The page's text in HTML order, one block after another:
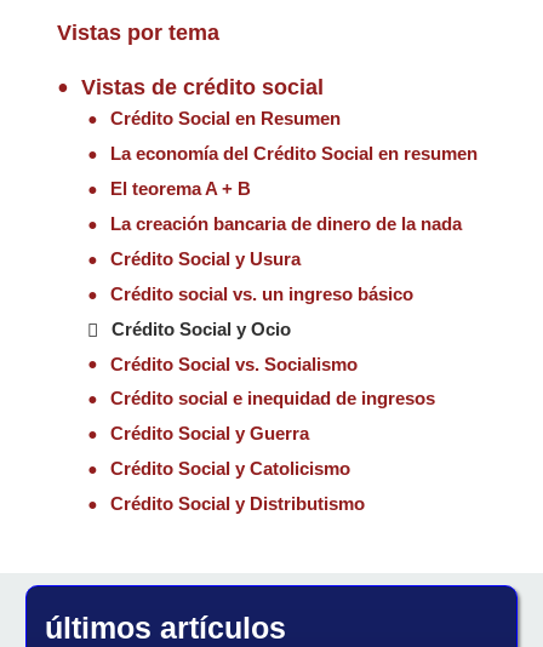
Vistas por tema
Vistas de crédito social
Crédito Social en Resumen
La economía del Crédito Social en resumen
El teorema A + B
La creación bancaria de dinero de la nada
Crédito Social y Usura
Crédito social vs. un ingreso básico
Crédito Social y Ocio
Crédito Social vs. Socialismo
Crédito social e inequidad de ingresos
Crédito Social y Guerra
Crédito Social y Catolicismo
Crédito Social y Distributismo
últimos artículos